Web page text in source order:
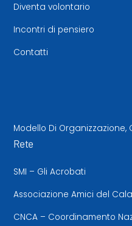
Diventa volontario
Incontri di pensiero
Contatti
Modello Di Organizzazione,
Rete
SMI – Gli Acrobati
Associazione Amici del
CNCA – Coordinamento